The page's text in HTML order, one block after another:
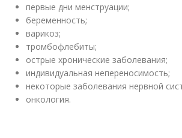
первые дни менструации;
беременность;
варикоз;
тромбофлебиты;
острые хронические заболевания;
индивидуальная непереносимость;
некоторые заболевания нервной
онкология.